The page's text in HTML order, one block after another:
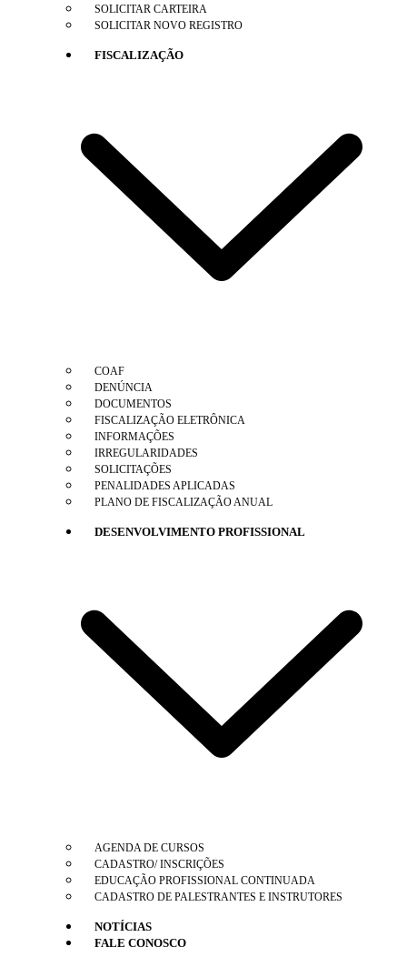
SOLICITAR CARTEIRA
SOLICITAR NOVO REGISTRO
FISCALIZAÇÃO
COAF
DENÚNCIA
DOCUMENTOS
FISCALIZAÇÃO ELETRÔNICA
INFORMAÇÕES
IRREGULARIDADES
SOLICITAÇÕES
PENALIDADES APLICADAS
PLANO DE FISCALIZAÇÃO ANUAL
DESENVOLVIMENTO PROFISSIONAL
AGENDA DE CURSOS
CADASTRO/ INSCRIÇÕES
EDUCAÇÃO PROFISSIONAL CONTINUADA
CADASTRO DE PALESTRANTES E INSTRUTORES
NOTÍCIAS
FALE CONOSCO